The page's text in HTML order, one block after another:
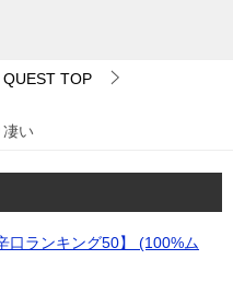
TOP
い
口ランキング50】 (100%ム